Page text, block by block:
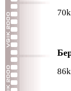
70k
86k